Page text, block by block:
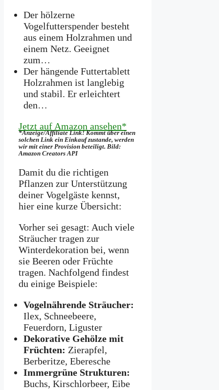
Der hölzerne
Vogelfutterspender besteht
aus einem Holzrahmen und
einem Netz. Geeignet
zum…
Der hängende Futtertablett
Holzrahmen ist langlebig
und stabil. Er erleichtert
den…
Jetzt auf Amazon ansehen*
*Anzeige/Affiliate Link! Kommt über einen
solchen Link ein Einkauf zustande, werden
wir mit­ einer Provision beteiligt. Bild:
Amazon Creators API
Damit du die richtigen
Pflanzen zur Unterstützung
deiner Vogelgäste kennst,
hier eine kurze Übersicht:
Vorher sei gesagt: Auch viele
Sträucher tragen zur
Winterdekoration bei, wenn
sie Beeren oder Früchte
tragen. Nachfolgend findest
du einige Beispiele:
Vogelnährende Sträucher:
Ilex, Schneebeere,
Feuerdorn, Liguster
Dekorative Gehölze mit
Früchten: Zierapfel,
Berberitze, Eberesche
Immergrüne Strukturen:
Buchs, Kirschlorbeer, Eibe